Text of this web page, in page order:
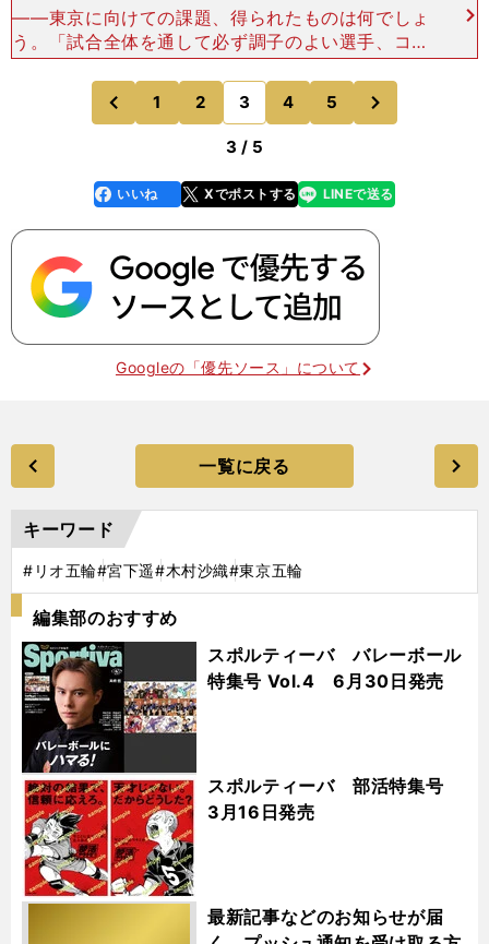
――東京に向けての課題、得られたものは何でしょ
う。「試合全体を通して必ず調子のよい選手、コン
スタントに活躍してくれる選手がどの試合もいたこ
とは収穫ですね。また、迫田など控えで出てきた選
手が期待以上の活
前
のページへ
1 2 3 4 5
のページへ
3 / 5
faceboo
k
いいね Xでポストする
line LINEで送る
Googleの「優先ソース」について
一覧に戻る
キーワード
#リオ五輪#宮下遥#木村沙織#東京五輪
編集部のおすすめ
スポルティーバ バレーボール
特集号 Vol.4 6月30日発売
スポルティーバ 部活特集号
3月16日発売
最新記事などのお知らせが届